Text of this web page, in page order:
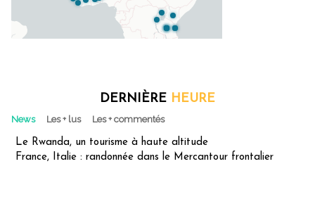
DERNIÈRE HEURE
News Les + lus Les + commentés
Le Rwanda, un tourisme à haute altitude
France, Italie : randonnée dans le Mercantour frontalier